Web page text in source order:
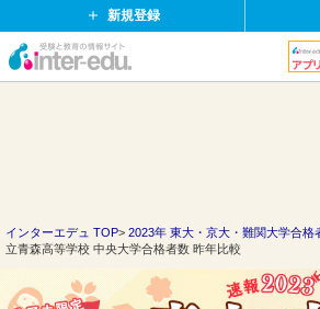
新規登録
イ
ド
ッ
ト
コ
インターエデュ TOP 2023年 東大・京大・難関大学合格
立青森高等学校 中央大学合格者数 昨年比較